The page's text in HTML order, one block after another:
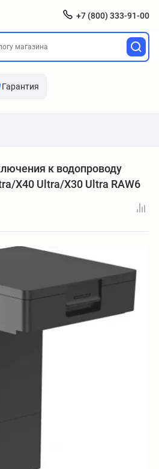
+7 (800) 333-91-00
Гарантия
к водопроводу
X40 Ultra/X30 Ultra RAW6